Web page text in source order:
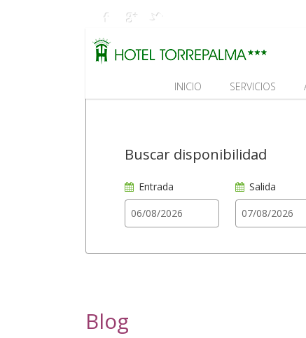
INICIO SERVICIOS
Buscar disponibilidad
Entrada Salida
Blog